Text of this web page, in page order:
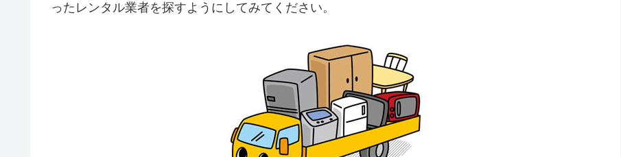
ったレンタル業者を探すようにしてみてください。